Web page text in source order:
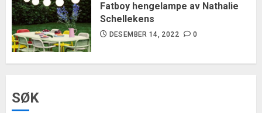
Fatboy hengelampe av Nathalie
Schellekens
DESEMBER 14, 2022 0
SØK